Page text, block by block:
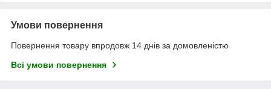
Умови повернення
Повернення товару впродовж 14 днів за домовленістю
Всі умови повернення